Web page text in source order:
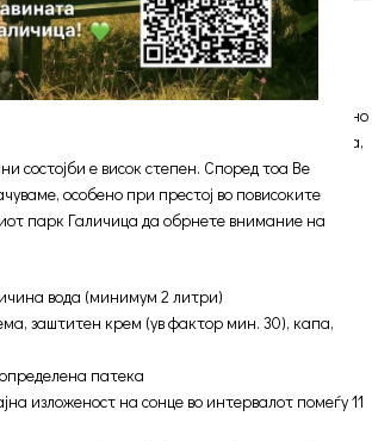
на Националниот парк Галичица,
посетата на природните убавини на
Галичица е во најголем подем. Имајќи ги
временски услови, пропратени со исклучително
висок УВ индекс, опасноста од сончаница,
состојби е висок степен. Според тоа Ве
особено при престој во повисоките
парк Галичица да обрнете внимание на
вода (минимум 2 литри)
заштитен крем (ув фактор мин. 30), капа,
патека
изложеност на сонце во интервалот помеѓу 11